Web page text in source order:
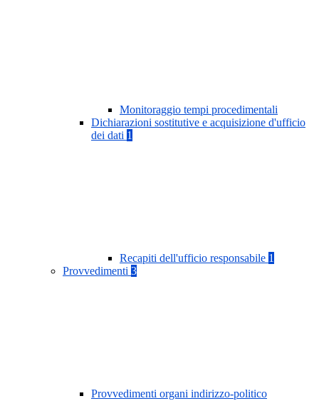
Monitoraggio tempi procedimentali
Dichiarazioni sostitutive e acquisizione d'ufficio
dei dati 1
Recapiti dell'ufficio responsabile 1
Provvedimenti 3
Provvedimenti organi indirizzo-politico